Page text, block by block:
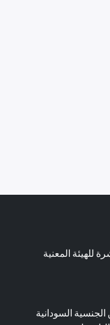
للهيئة المعنية
السودانية